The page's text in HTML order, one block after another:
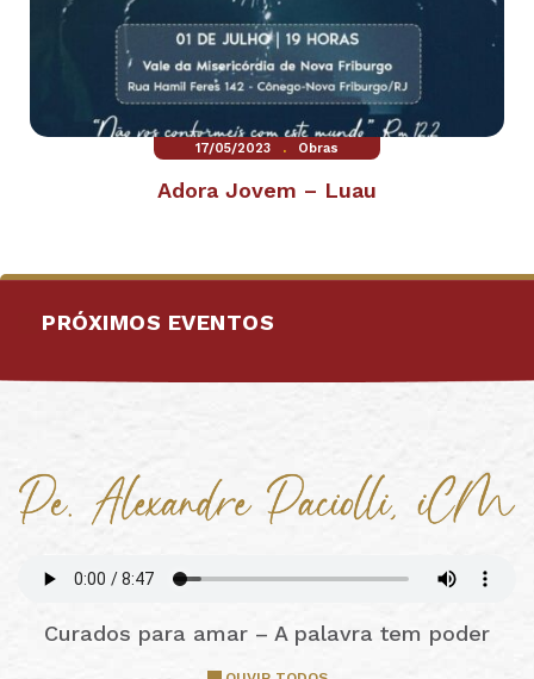
17/05/2023 . Obras
Adora Jovem – Luau
PRÓXIMOS EVENTOS
Curados para amar – A palavra tem poder